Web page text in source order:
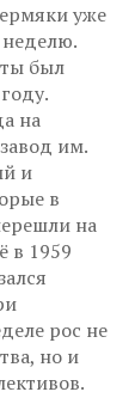
уже
был
на
им.
и
в
на
в 1959
рос не
но и